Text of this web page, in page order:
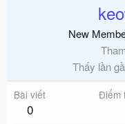
New
Thấy lần
Bài viết
0
Điểm